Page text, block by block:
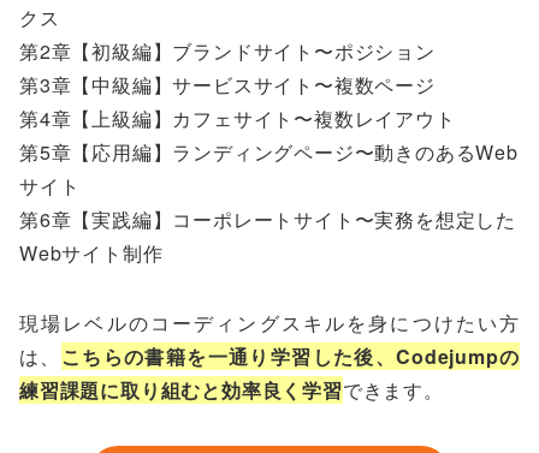
クス
第2章【初級編】ブランドサイト〜ポジション
第3章【中級編】サービスサイト〜複数ページ
第4章【上級編】カフェサイト〜複数レイアウト
第5章【応用編】ランディングページ〜動きのあるWeb
サイト
第6章【実践編】コーポレートサイト〜実務を想定した
Webサイト制作
現場レベルのコーディングスキルを身につけたい方
は、 こちらの書籍を一通り学習した後、Codejumpの
練習課題に取り組むと効率良く学習できます。